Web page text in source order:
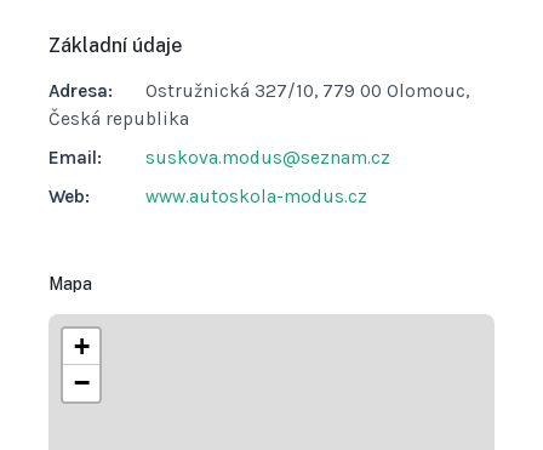
Základní údaje
Adresa:
Ostružnická 327/10, 779 00 Olomouc,
Česká republika
Email:
suskova.modus@seznam.cz
Web:
www.autoskola-modus.cz
Mapa
+
−